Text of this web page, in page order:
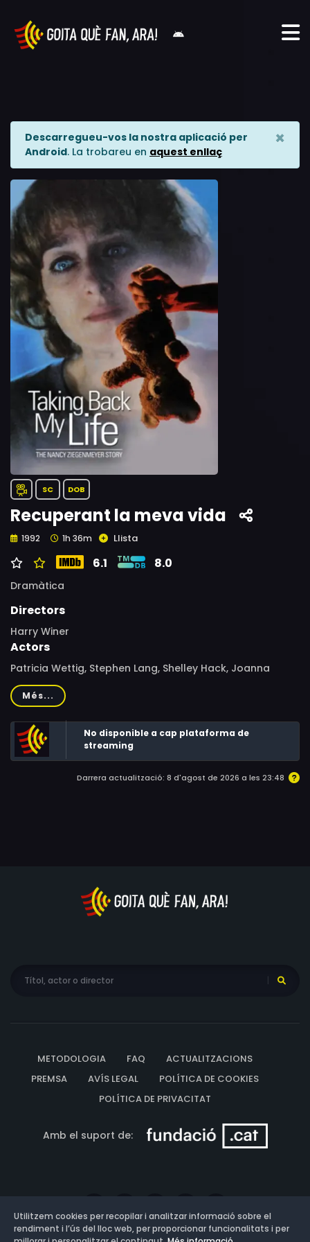
Descarregueu-vos la nostra aplicació per
Android. La trobareu en aquest enllaç
×
SC DOB
Recuperant la meva vida
1992 1h 36m Llista
6.1 8.0
Dramàtica
Directors
Harry Winer
Actors
Patricia Wettig, Stephen Lang, Shelley Hack, Joanna
Cassidy, Gina Hecht, Eileen Brennan, Ellen Burstyn, Joe
Dorsey, Susan Walden, Eric Ware, Ray McKinnon, Anthony
Herrera, Grayson Fricke, Lonnie R. Smith Jr., Kristen
Ziegenmeyer, David Dwyer
Més...
No disponible a cap plataforma de
streaming
Darrera actualització: 8 d'agost de 2026 a les 23:48
METODOLOGIA FAQ
ACTUALITZACIONS
PREMSA
AVÍS LEGAL
POLÍTICA DE COOKIES
POLÍTICA DE PRIVACITAT
Amb el suport de:
Utilitzem cookies per recopilar i analitzar informació sobre el
rendiment i l’ús del lloc web, per proporcionar funcionalitats i per